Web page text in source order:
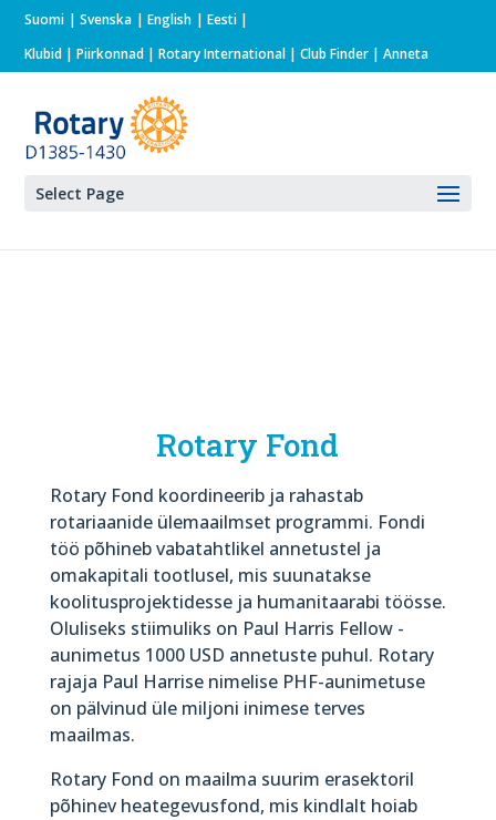
Suomi Svenska English
Eesti
Klubid |Piirkonnad |Rotary International | Club Finder | Anneta
Select Page
Rotary Fond
Rotary Fond koordineerib ja rahastab
rotariaanide ülemaailmset programmi. Fondi
töö põhineb vabatahtlikel annetustel ja
omakapitali tootlusel, mis suunatakse
koolitusprojektidesse ja humanitaarabi töösse.
Oluliseks stiimuliks on Paul Harris Fellow -
aunimetus 1000 USD annetuste puhul. Rotary
rajaja Paul Harrise nimelise PHF-aunimetuse
on pälvinud üle miljoni inimese terves
maailmas.
Rotary Fond on maailma suurim erasektoril
põhinev heategevusfond, mis kindlalt hoiab